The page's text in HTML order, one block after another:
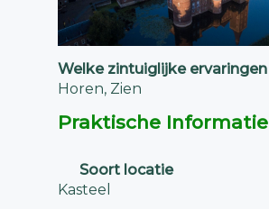
Welke zintuiglijke ervaringen
Horen, Zien
Praktische Informatie
Soort locatie
Kasteel